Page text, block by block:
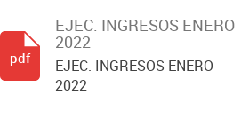
EJEC. INGRESOS ENERO
2022
EJEC. INGRESOS ENERO
2022
pdf